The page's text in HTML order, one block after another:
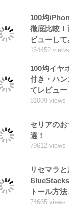
100均
徹底比較！
ビューして
164452 views
100均イヤ
付き・ハ
てレビュー
81009 views
セリアの
選！
79612 views
リセマラと
トール方
74665 views